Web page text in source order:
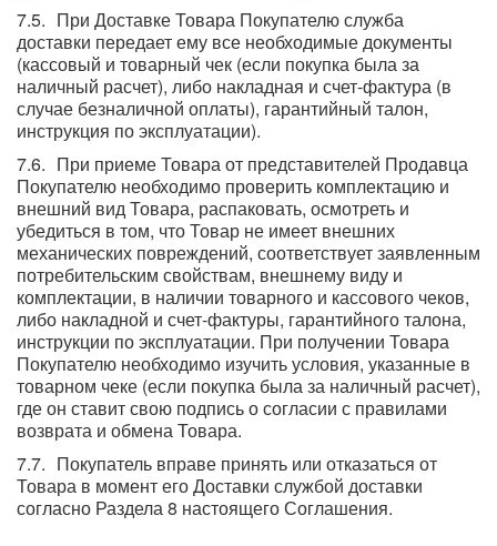
При Доставке Товара Покупателю служба
доставки передает ему все необходимые документы
(кассовый и товарный чек (если покупка была за
наличный расчет), либо накладная и счет-фактура (в
случае безналичной оплаты), гарантийный талон,
инструкция по эксплуатации).
При приеме Товара от представителей Продавца
Покупателю необходимо проверить комплектацию и
внешний вид Товара, распаковать, осмотреть и
убедиться в том, что Товар не имеет внешних
механических повреждений, соответствует заявленным
потребительским свойствам, внешнему виду и
комплектации, в наличии товарного и кассового чеков,
либо накладной и счет-фактуры, гарантийного талона,
инструкции по эксплуатации. При получении Товара
Покупателю необходимо изучить условия, указанные в
товарном чеке (если покупка была за наличный расчет),
где он ставит свою подпись о согласии с правилами
возврата и обмена Товара.
Покупатель вправе принять или отказаться от
Товара в момент его Доставки службой доставки
согласно Раздела 8 настоящего Соглашения.